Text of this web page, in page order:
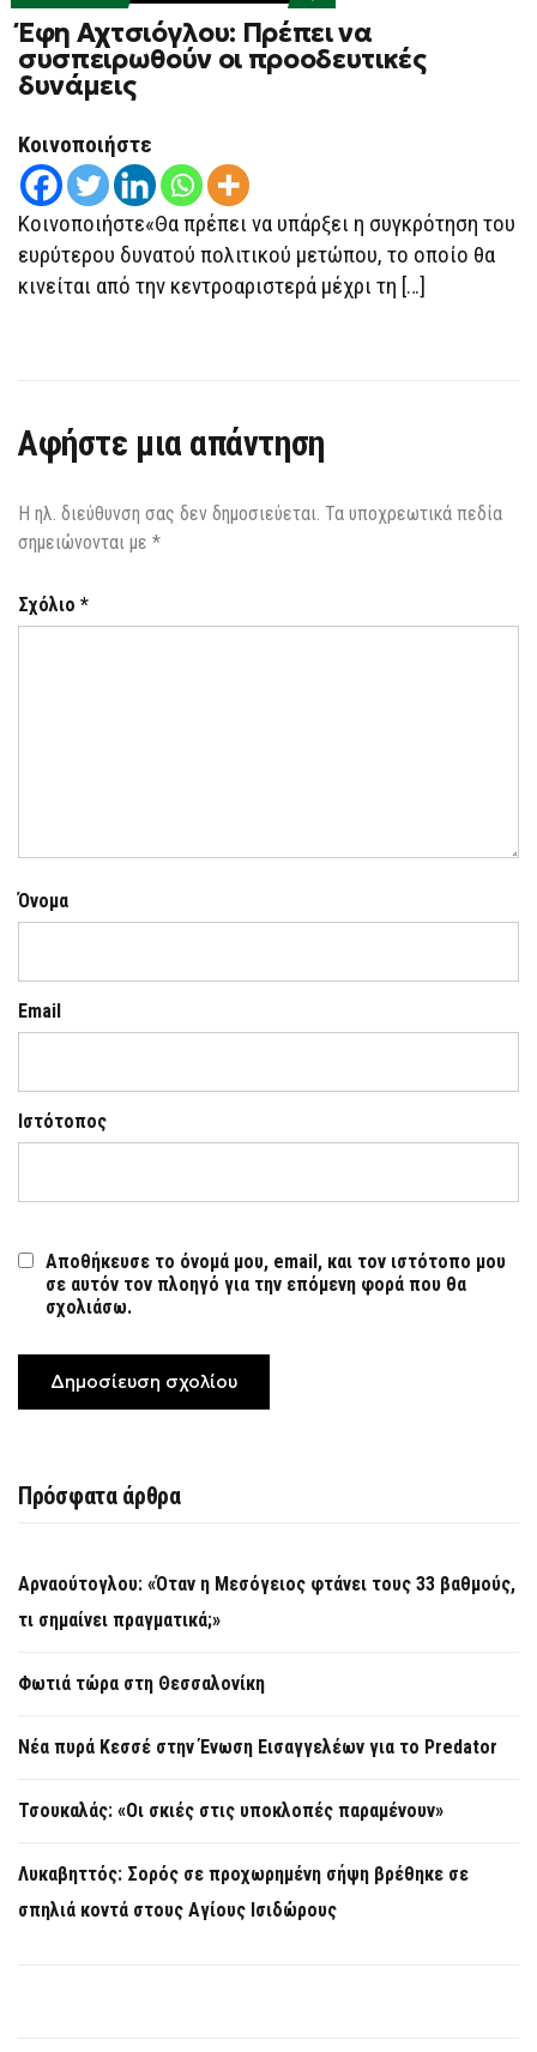
ON
ΈΦΗ
ΑΧΤΣΙΌΓΛΟΥ:
ΠΡΈΠΕΙ
Έφη Αχτσιόγλου: Πρέπει να
συσπειρωθούν οι προοδευτικές
δυνάμεις
Κοινοποιήστε
Κοινοποιήστε«Θα πρέπει να υπάρξει η συγκρότηση του
ευρύτερου δυνατού πολιτικού μετώπου, το οποίο θα
κινείται από την κεντροαριστερά μέχρι τη […]
Αφήστε μια απάντηση
Η ηλ. διεύθυνση σας δεν δημοσιεύεται. Τα υποχρεωτικά πεδία
σημειώνονται με *
Σχόλιο *
Όνομα
Email
Ιστότοπος
Αποθήκευσε το όνομά μου, email, και τον ιστότοπο μου
σε αυτόν τον πλοηγό για την επόμενη φορά που θα
σχολιάσω.
Πρόσφατα άρθρα
Αρναούτογλου: «Όταν η Μεσόγειος φτάνει τους 33 βαθμούς,
τι σημαίνει πραγματικά;»
Φωτιά τώρα στη Θεσσαλονίκη
Νέα πυρά Κεσσέ στην Ένωση Εισαγγελέων για το Predator
Τσουκαλάς: «Οι σκιές στις υποκλοπές παραμένουν»
Λυκαβηττός: Σορός σε προχωρημένη σήψη βρέθηκε σε
σπηλιά κοντά στους Αγίους Ισιδώρους